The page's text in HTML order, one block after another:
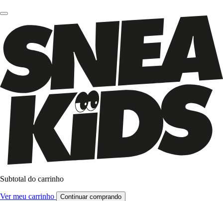
Subtotal do carrinho
Ver meu carrinho Continuar comprando